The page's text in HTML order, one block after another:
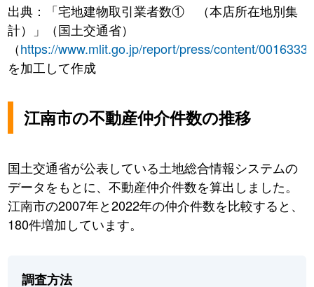
出典：「宅地建物取引業者数① （本店所在地別集
計）」（国土交通省）
（https://www.mlit.go.jp/report/press/content/
を加工して作成
江南市の不動産仲介件数の推移
国土交通省が公表している土地総合情報システムの
データをもとに、不動産仲介件数を算出しました。
江南市の2007年と2022年の仲介件数を比較すると、
180件増加しています。
調査方法